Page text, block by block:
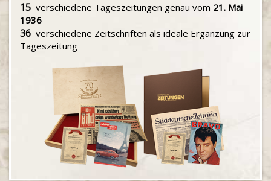
15 verschiedene Tageszeitungen genau vom 21. Mai
1936
36 verschiedene Zeitschriften als ideale Ergänzung zur
Tageszeitung